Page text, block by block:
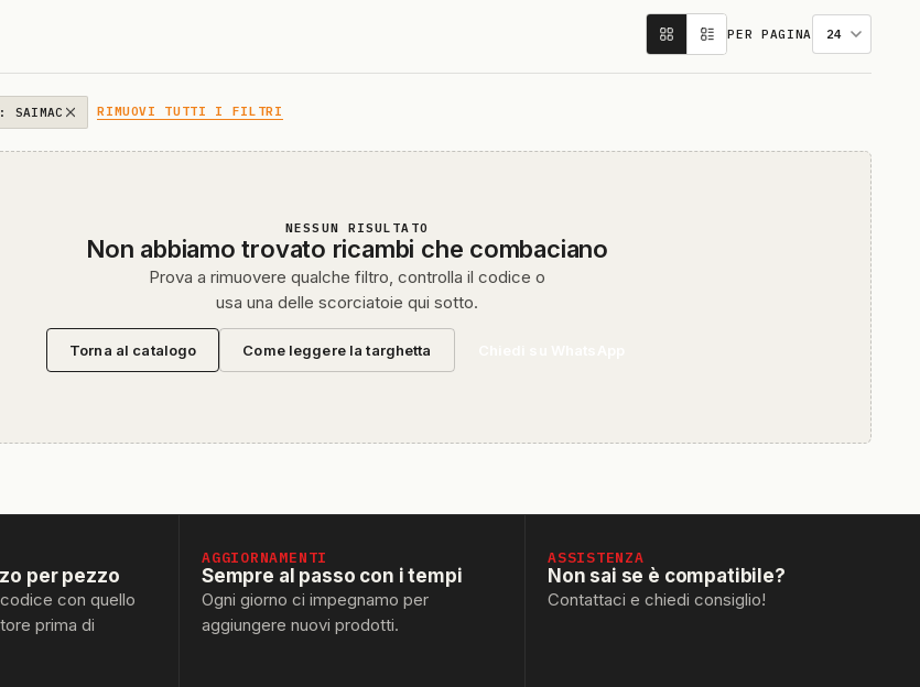
PER PAGINA
SAIMAC RIMUOVI TUTTI I FILTRI
NESSUN RISULTATO
Non abbiamo trovato ricambi che combaciano
Prova a rimuovere qualche filtro, controlla il codice o
usa una delle scorciatoie qui sotto.
Torna al catalogo Come leggere la targhetta
per pezzo
con quello
prima di
AGGIORNAMENTI
Sempre al passo con i tempi
Ogni giorno ci impegnamo per
aggiungere nuovi prodotti.
ASSISTENZA
Non sai se è compatibile?
Contattaci e chiedi consiglio!